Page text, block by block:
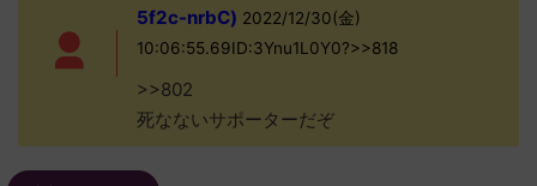
5f2c-nrbC) 2022/12/30(金)
10:06:55.69ID:3Ynu1L0Y0?>>818
>>802
死なないサポーターだぞ